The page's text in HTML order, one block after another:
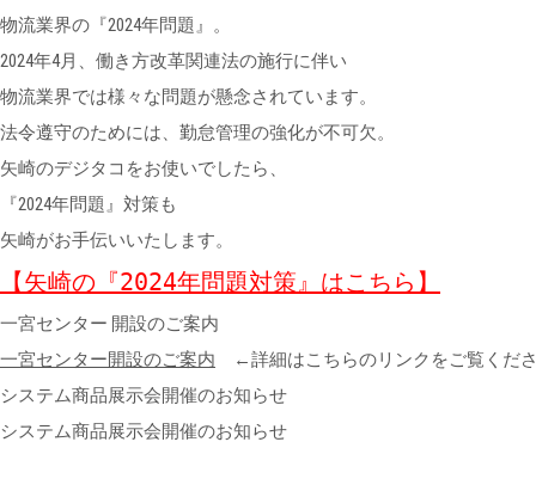
物流業界の『2024年問題』。
2024年4月、働き方改革関連法の施行に伴い
物流業界では様々な問題が懸念されています。
法令遵守のためには、勤怠管理の強化が不可欠。
矢崎のデジタコをお使いでしたら、
『2024年問題』対策も
矢崎がお手伝いいたします。
【矢崎の『2024年問題対策』はこちら】
一宮センター 開設のご案内
一宮センター開設のご案内 ←詳細はこちらのリンクをご覧くだ
システム商品展示会開催のお知らせ
システム商品展示会開催のお知らせ